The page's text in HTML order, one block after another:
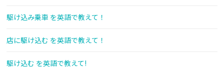
駆け込み乗車 を英語で教えて！
店に駆け込む を英語で教えて！
駆け込む を英語で教えて!